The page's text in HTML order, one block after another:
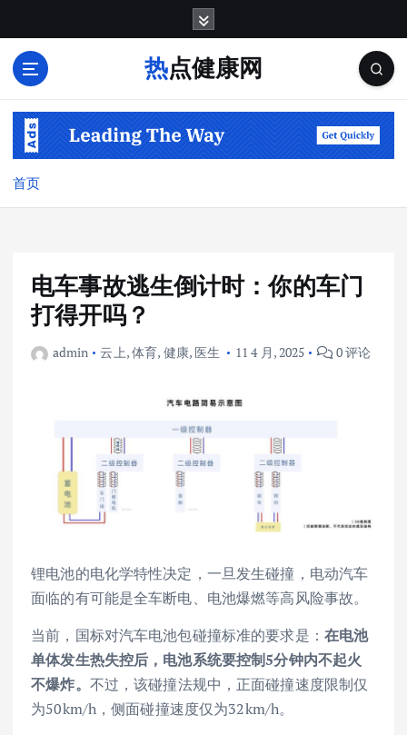
热点健康网
首页
电车事故逃生倒计时：你的车门
打得开吗？
admin 云上,体育, 健康, 医生 11 4 月, 2025 0 评论
锂电池的电化学特性决定，一旦发生碰撞，电动汽车
面临的有可能是全车断电、电池爆燃等高风险事故。
当前，国标对汽车电池包碰撞标准的要求是： 在电池
单体发生热失控后，电池系统要控制5分钟内不起火
不爆炸。 不过，该碰撞法规中，正面碰撞速度限制仅
为50km/h，侧面碰撞速度仅为32km/h。